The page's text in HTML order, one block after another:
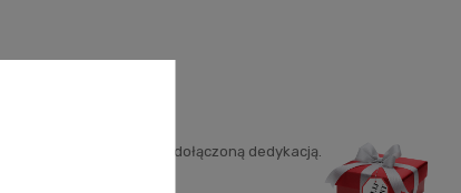
- jako prezent z dołączoną dedykacją.